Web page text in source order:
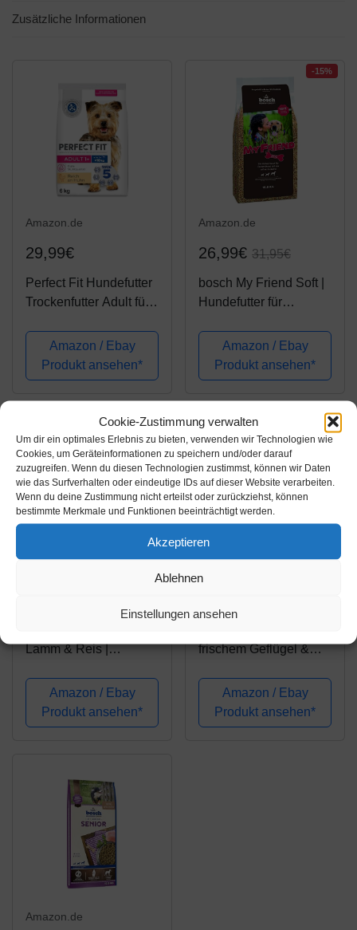
Cookie-Zustimmung verwalten
Um dir ein optimales Erlebnis zu bieten, verwenden wir Technologien wie
Cookies, um Geräteinformationen zu speichern und/oder darauf
zuzugreifen. Wenn du diesen Technologien zustimmst, können wir Daten
wie das Surfverhalten oder eindeutige IDs auf dieser Website verarbeiten.
Wenn du deine Zustimmung nicht erteilst oder zurückziehst, können
bestimmte Merkmale und Funktionen beeinträchtigt werden.
Akzeptieren
Ablehnen
Einstellungen ansehen
Zusätzliche Informationen
Amazon.de
29,99€
Perfect Fit Hundefutter
Trockenfutter Adult für
Hunde (XS/S) mit
Huhn, 6 kg
Amazon / Ebay
Produkt ansehen*
-15%
Amazon.de
26,99€ 31,95€
bosch My Friend Soft |
Hundefutter für
Hunde aller Rassen |
Vollwertkost mit softer
Krokette | 15 kg
Amazon / Ebay
Produkt ansehen*
Lamm & Reis |
ausgewachsene
Hunde aller Rassen | 1
x 15 kg
Amazon / Ebay
Produkt ansehen*
frischem Geflügel &
Hundetrockenfutter für
ausgewachsene
Hunde aller Rassen | 1
Amazon / Ebay
Produkt ansehen*
Amazon.de